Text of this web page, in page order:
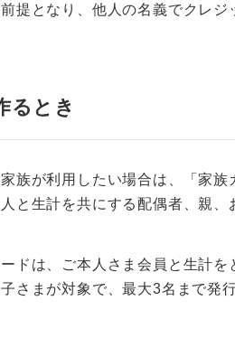
提となり、他人の名義でクレ
るとき
族が利用したい場合は、「家
と生計を共にする配偶者、親
ドは、ご本人さま会員と生計
さまが対象で、最大3名まで発